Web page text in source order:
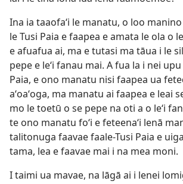
Ina ia taaofaʻi le manatu, o loo manino
le Tusi Paia e faapea e amata le ola o
e afuafua ai, ma e tutasi ma tāua i le
pepe e leʻi fanau mai. A fua la i nei
Paia, e ono manatu nisi faapea ua
aʻoaʻoga, ma manatu ai faapea e leai
mo le toetū o se pepe na oti a o leʻi
te ono manatu foʻi e feteenaʻi lenā
talitonuga faavae faale-Tusi Paia e
tama, lea e faavae mai i na mea moni.
I taimi ua mavae, na lāgā ai i lenei